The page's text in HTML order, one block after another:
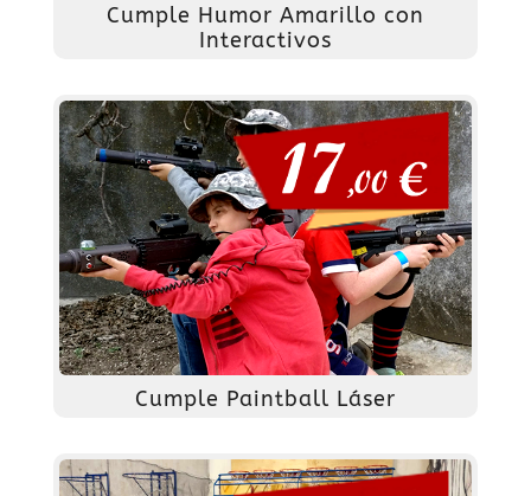
Cumple Humor Amarillo con
Interactivos
Cumple Paintball Láser